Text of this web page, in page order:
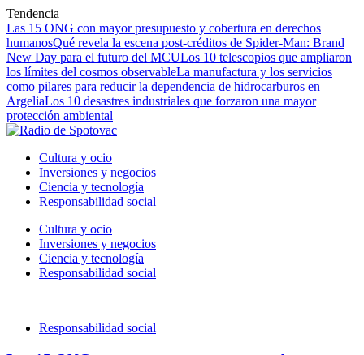
Tendencia
Las 15 ONG con mayor presupuesto y cobertura en derechos
humanosQué revela la escena post-créditos de Spider-Man: Brand
New Day para el futuro del MCULos 10 telescopios que ampliaron
los límites del cosmos observableLa manufactura y los servicios
como pilares para reducir la dependencia de hidrocarburos en
ArgeliaLos 10 desastres industriales que forzaron una mayor
protección ambiental
Cultura y ocio
Inversiones y negocios
Ciencia y tecnología
Responsabilidad social
Cultura y ocio
Inversiones y negocios
Ciencia y tecnología
Responsabilidad social
Responsabilidad social